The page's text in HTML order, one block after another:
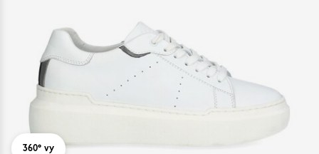
360° vy